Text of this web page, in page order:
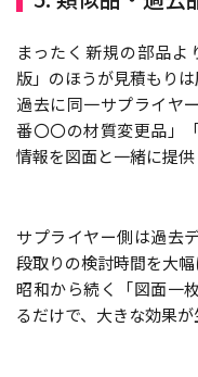
まったく新規の部品
版」のほうが見積もりは
過去に同一サプライヤ
番〇〇の材質変更品」
情報を図面と一緒に提供
サプライヤー側は過去
段取りの検討時間を大幅
昭和から続く「図面一
るだけで、大きな効果が